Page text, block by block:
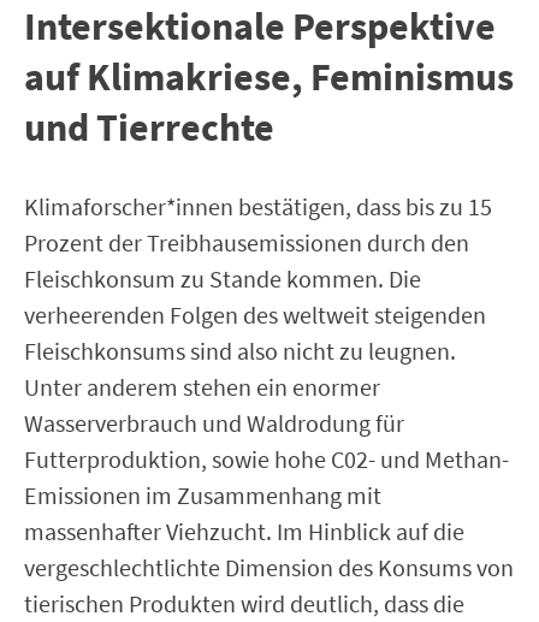
Intersektionale Perspektive
auf Klimakriese, Feminismus
und Tierrechte
Klimaforscher*innen bestätigen, dass bis zu 15
Prozent der Treibhausemissionen durch den
Fleischkonsum zu Stande kommen. Die
verheerenden Folgen des weltweit steigenden
Fleischkonsums sind also nicht zu leugnen.
Unter anderem stehen ein enormer
Wasserverbrauch und Waldrodung für
Futterproduktion, sowie hohe C02- und Methan-
Emissionen im Zusammenhang mit
massenhafter Viehzucht. Im Hinblick auf die
vergeschlechtlichte Dimension des Konsums von
tierischen Produkten wird deutlich, dass die